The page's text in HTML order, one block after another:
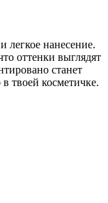
легкое нанесение.
оттенки выглядят
станет
твоей косметичке.